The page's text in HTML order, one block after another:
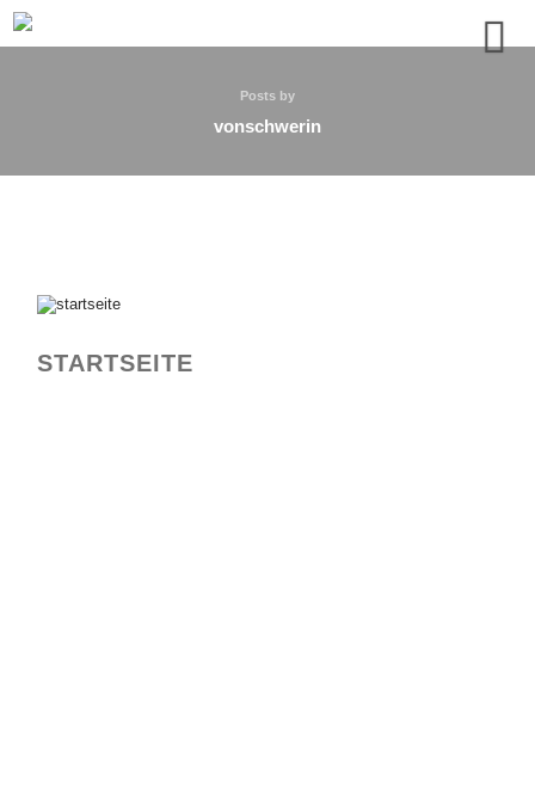
Posts by
vonschwerin
STARTSEITE